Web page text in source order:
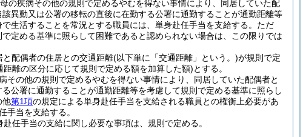
の疾病その他の規則で定めるやむを得ない事情により、同居していた配
異動又は公署の移転の直後に在勤する公署に通勤することが通勤距離等
生活することを常況とする職員には、単身赴任手当を支給する。 ただ
定める基準に照らして困難であると認められない場合は、この限りでは
配偶者の住居との交通距離(以下単に「交通距離」という。)が規則で定
離の区分に応じて規則で定める額を加算した額)とする。
の他の規則で定めるやむを得ない事情により、同居していた配偶者と
公署に通勤することが通勤距離等を考慮して規則で定める基準に照らし
他第1項の規定による単身赴任手当を支給される職員との権衡上必要があ
手当を支給する。
任手当の支給に関し必要な事項は、規則で定める。